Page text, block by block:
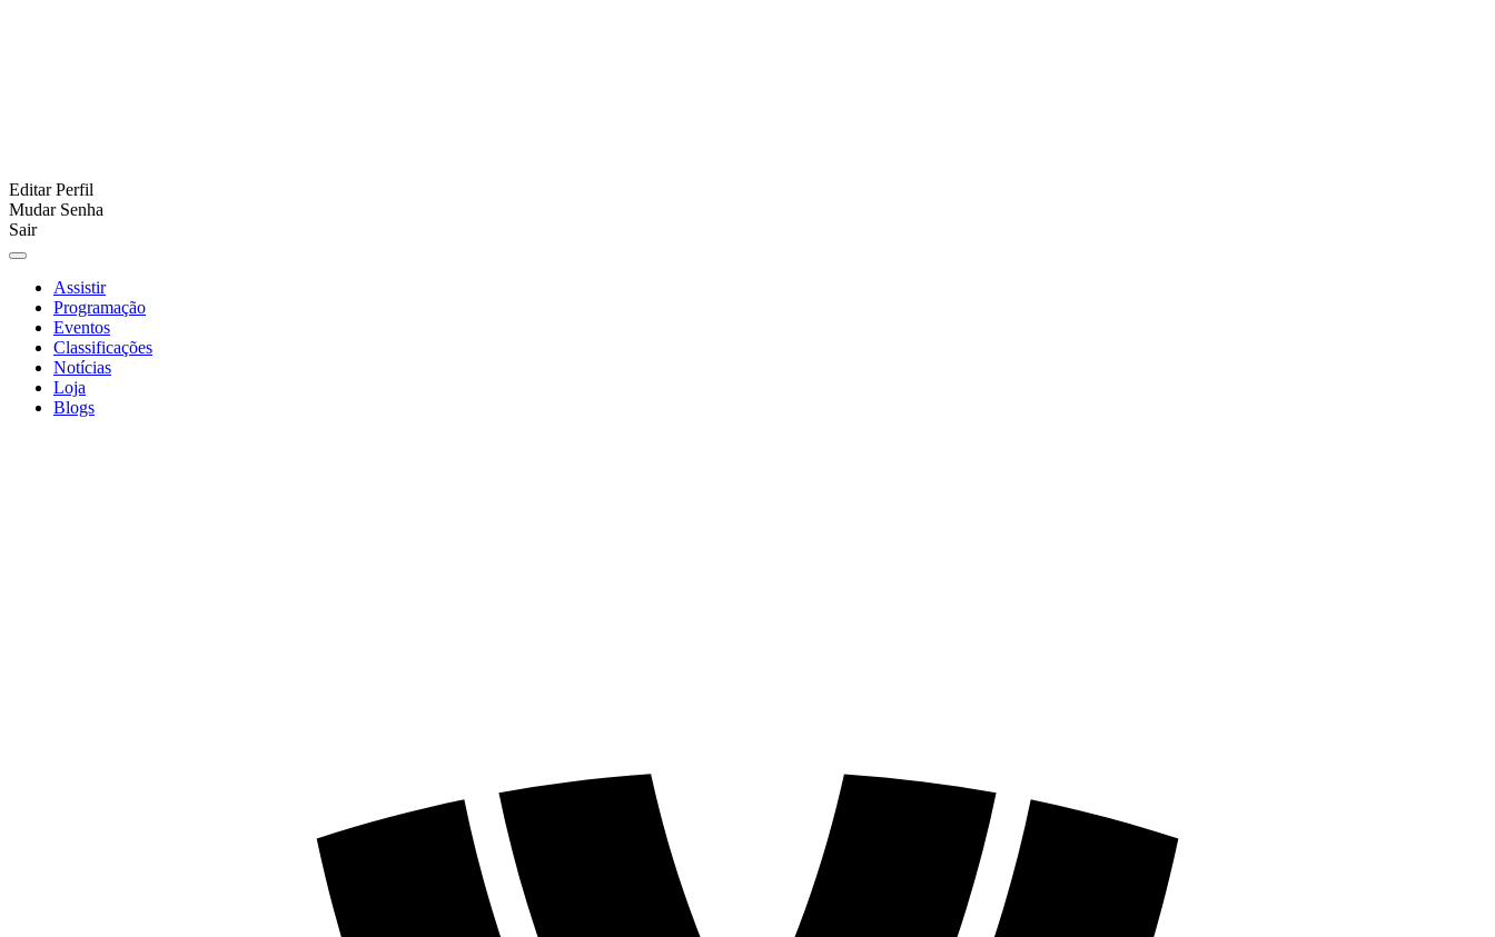
Editar Perfil
Mudar Senha
Sair
Assistir
Programação
Eventos
Classificações
Notícias
Loja
Blogs